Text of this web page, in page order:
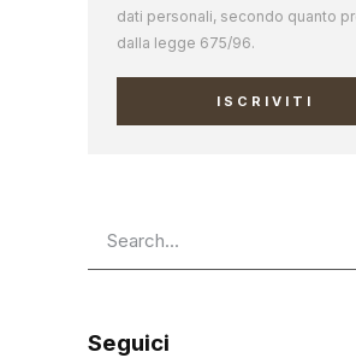
dati personali, secondo quanto
dalla legge 675/96.
ISCRIVITI
Seguici